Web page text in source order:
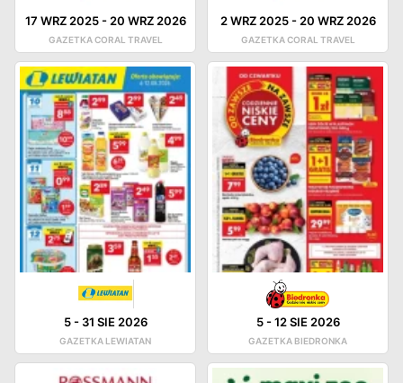
17 WRZ 2025- 20 WRZ 2026
GAZETKA CORAL TRAVEL
2 WRZ 2025- 20 WRZ 2026
GAZETKA CORAL TRAVEL
5- 31 SIE 2026
GAZETKA LEWIATAN
5-12 SIE 2026
GAZETKA BIEDRONKA